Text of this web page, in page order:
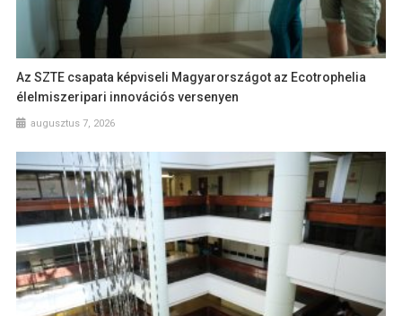
Az SZTE csapata képviseli Magyarországot az Ecotrophelia
élelmiszeripari innovációs versenyen
augusztus 7, 2026